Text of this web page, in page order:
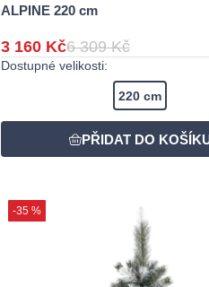
ALPINE 220 cm
3 160 Kč6 309 Kč
Dostupné velikosti:
220 cm
-35 %